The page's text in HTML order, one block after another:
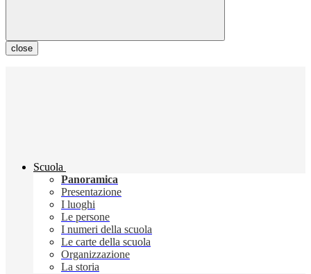
close
Scuola
Panoramica
Presentazione
I luoghi
Le persone
I numeri della scuola
Le carte della scuola
Organizzazione
La storia